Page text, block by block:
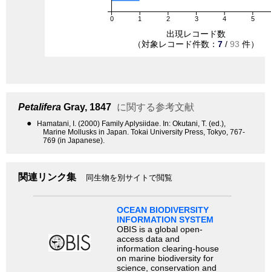
0 1 2 3 4 5
出現レコード数
（対象レコード件数： 7 / 93 件）
Petalifera Gray, 1847 に関する参考文献
●
Hamatani, I. (2000) Family Aplysiidae. In: Okutani, T. (ed.),
Marine Mollusks in Japan. Tokai University Press, Tokyo, 767-
769 (in Japanese).
関連リンク集 同生物を別サイトで閲覧
OCEAN BIODIVERSITY
INFORMATION SYSTEM
OBIS is a global open-
access data and
information clearing-house
on marine biodiversity for
science, conservation and